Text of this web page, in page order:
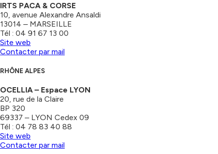
IRTS PACA & CORSE
10, avenue Alexandre Ansaldi
13014 – MARSEILLE
Tél : 04 91 67 13 00
Site web
Contacter par mail
RHÔNE ALPES
OCELLIA – Espace LYON
20, rue de la Claire
BP 320
69337 – LYON Cedex 09
Tél : 04 78 83 40 88
Site web
Contacter par mail